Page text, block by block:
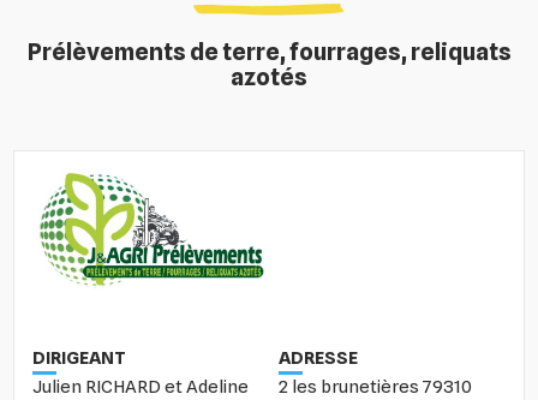
Prélèvements de terre, fourrages, reliquats
azotés
DIRIGEANT
Julien RICHARD et Adeline
ADRESSE
2 les brunetières 79310